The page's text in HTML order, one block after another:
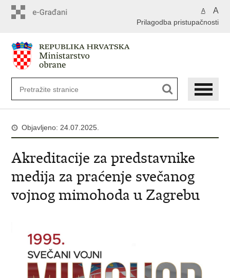
A A
Prilagodba pristupačnosti
Objavljeno: 24.07.2025.
Akreditacije za predstavnike
medija za praćenje svečanog
vojnog mimohoda u Zagrebu